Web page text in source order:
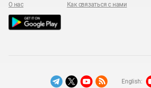
О нас Как связаться с нами
English: